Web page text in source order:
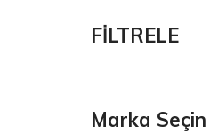
FİLTRELE
Marka Seçin